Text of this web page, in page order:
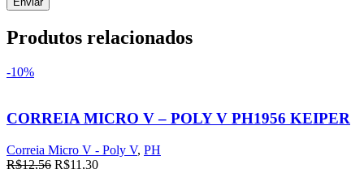
Produtos relacionados
-10%
CORREIA MICRO V – POLY V PH1956 KEIPER
Correia Micro V - Poly V, PH
R$12,56 R$11,30